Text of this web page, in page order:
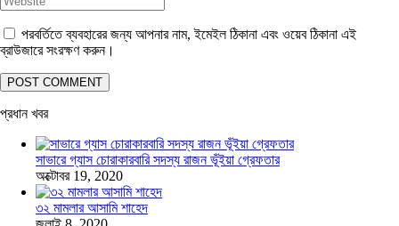
পরবর্তিতে ব্যবহারের জন্য আপনার নাম, ইমেইল ঠিকানা এবং ওয়েব ঠিকানা এই
ব্রাউজারে সংরক্ষণ করুন।
প্রধান খবর
সাভারে গ্যাস চোরাকারবারি সদস্য রাজন ভূঁইয়া গ্রেফতার
অক্টোবর 19, 2020
৩২ মামলার আসামি শাহেদ